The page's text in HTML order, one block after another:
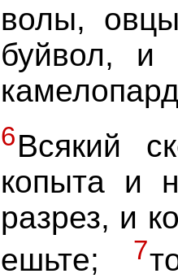
волы,
буйвол,
6Всякий
копыта и
разрез, и
ешьте;
7